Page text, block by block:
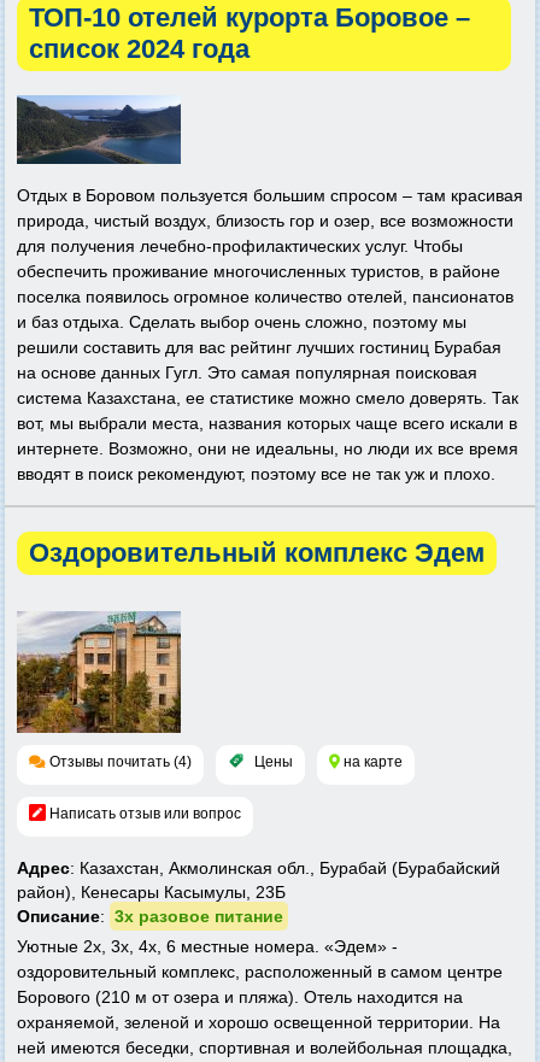
ТОП-10 отелей курорта Боровое –
список 2024 года
Отдых в Боровом пользуется большим спросом – там красивая
природа, чистый воздух, близость гор и озер, все возможности
для получения лечебно-профилактических услуг. Чтобы
обеспечить проживание многочисленных туристов, в районе
поселка появилось огромное количество отелей, пансионатов
и баз отдыха. Сделать выбор очень сложно, поэтому мы
решили составить для вас рейтинг лучших гостиниц Бурабая
на основе данных Гугл. Это самая популярная поисковая
система Казахстана, ее статистике можно смело доверять. Так
вот, мы выбрали места, названия которых чаще всего искали в
интернете. Возможно, они не идеальны, но люди их все время
вводят в поиск рекомендуют, поэтому все не так уж и плохо.
Оздоровительный комплекс Эдем
Отзывы почитать (4) Цены на карте
Написать отзыв или вопрос
Адрес: Казахстан, Акмолинская обл., Бурабай (Бурабайский
район), Кенесары Касымулы, 23Б
Описание: 3х разовое питание
Уютные 2х, 3х, 4х, 6 местные номера. «Эдем» -
оздоровительный комплекс, расположенный в самом центре
Борового (210 м от озера и пляжа). Отель находится на
охраняемой, зеленой и хорошо освещенной территории. На
ней имеются беседки, спортивная и волейбольная площадка,